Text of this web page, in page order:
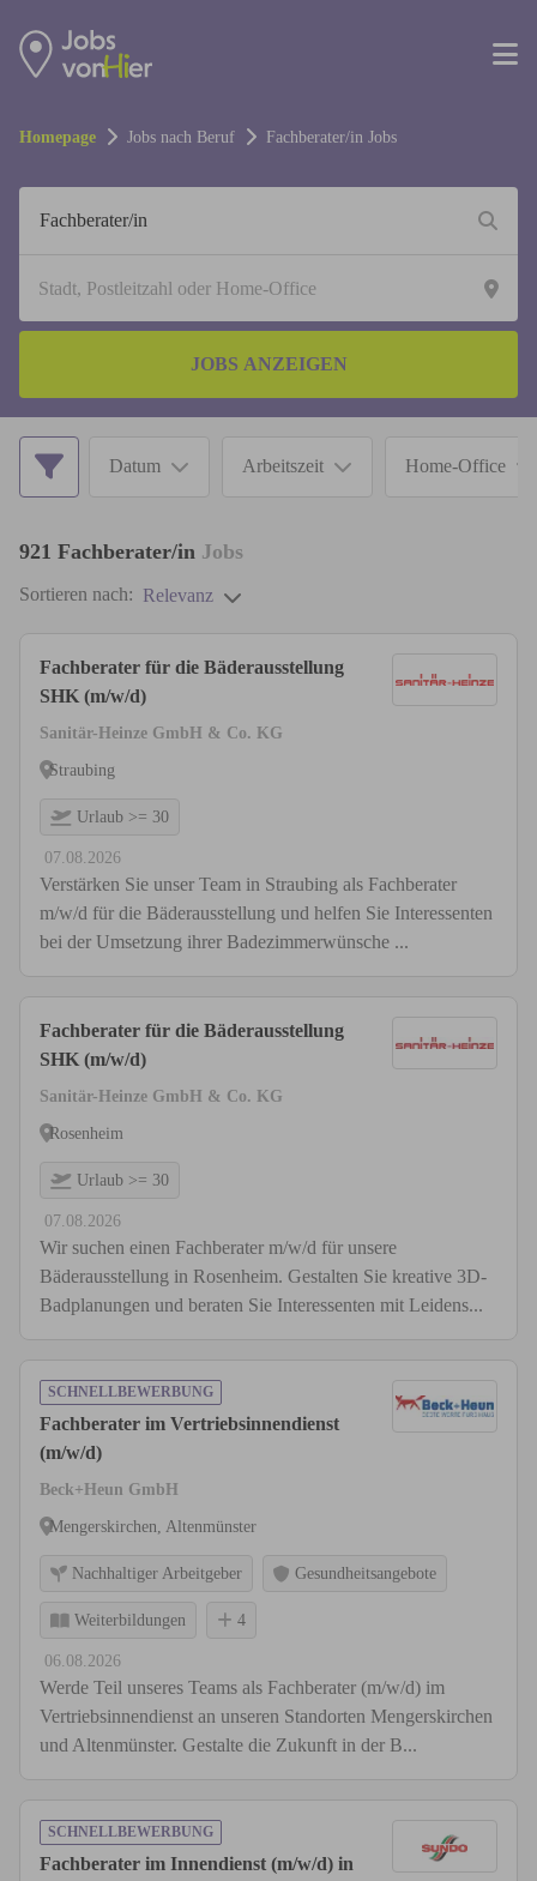
Homepage Jobs nach Beruf Fachberater/in Jobs
JOBS ANZEIGEN
Datum Arbeitszeit Home-Office
921 Fachberater/in Jobs
Sortieren nach: Relevanz
Fachberater für die Bäderausstellung
SHK (m/w/d)
Sanitär-Heinze GmbH & Co. KG
Straubing
Urlaub >= 30
07.08.2026
Verstärken Sie unser Team in Straubing als Fachberater
m/w/d für die Bäderausstellung und helfen Sie Interessenten
bei der Umsetzung ihrer Badezimmerwünsche ...
Fachberater für die Bäderausstellung
SHK (m/w/d)
Sanitär-Heinze GmbH & Co. KG
Rosenheim
Urlaub >= 30
07.08.2026
Wir suchen einen Fachberater m/w/d für unsere
Bäderausstellung in Rosenheim. Gestalten Sie kreative 3D-
Badplanungen und beraten Sie Interessenten mit Leidens...
SCHNELLBEWERBUNG
Fachberater im Vertriebsinnendienst
(m/w/d)
Beck+Heun GmbH
Mengerskirchen, Altenmünster
Nachhaltiger Arbeitgeber Gesundheitsangebote
Weiterbildungen 4
06.08.2026
Werde Teil unseres Teams als Fachberater (m/w/d) im
Vertriebsinnendienst an unseren Standorten Mengerskirchen
und Altenmünster. Gestalte die Zukunft in der B...
SCHNELLBEWERBUNG
Fachberater im Innendienst (m/w/d) in